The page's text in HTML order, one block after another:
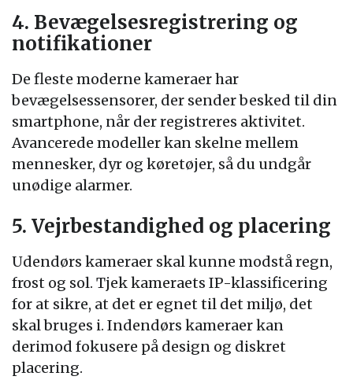
4. Bevægelsesregistrering og
notifikationer
De fleste moderne kameraer har
bevægelsessensorer, der sender besked til din
smartphone, når der registreres aktivitet.
Avancerede modeller kan skelne mellem
mennesker, dyr og køretøjer, så du undgår
unødige alarmer.
5. Vejrbestandighed og placering
Udendørs kameraer skal kunne modstå regn,
frost og sol. Tjek kameraets IP-klassificering
for at sikre, at det er egnet til det miljø, det
skal bruges i. Indendørs kameraer kan
derimod fokusere på design og diskret
placering.